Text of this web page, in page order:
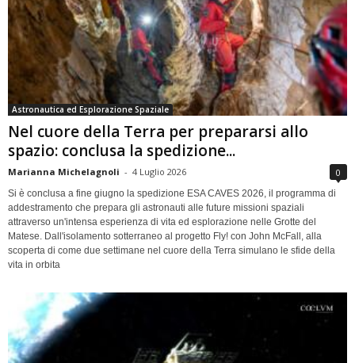
Astronautica ed Esplorazione Spaziale
Nel cuore della Terra per prepararsi allo
spazio: conclusa la spedizione...
Marianna Michelagnoli - 4 Luglio 2026 0
Si è conclusa a fine giugno la spedizione ESA CAVES 2026, il programma di
addestramento che prepara gli astronauti alle future missioni spaziali
attraverso un'intensa esperienza di vita ed esplorazione nelle Grotte del
Matese. Dall'isolamento sotterraneo al progetto Fly! con John McFall, alla
scoperta di come due settimane nel cuore della Terra simulano le sfide della
vita in orbita